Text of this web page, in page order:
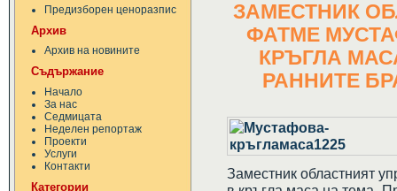
Предизборен ценоразпис
Архив
Архив на новините
Съдържание
Начало
За нас
Седмицата
Неделен репортаж
Проекти
Услуги
Контакти
Категории
ЗАМЕСТНИК
ФАТМЕ
КРЪГЛА
РАННИТЕ
Заместник областният